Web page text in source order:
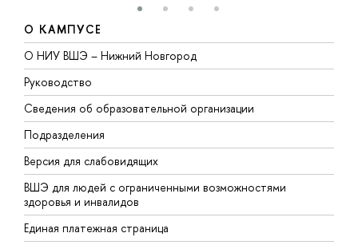
О КАМПУСЕ
О НИУ ВШЭ – Нижний Новгород
Руководство
Сведения об образовательной организации
Подразделения
ерсия для слабовидящих
ШЭ для людей с ограниченными возможностями
здоровья и инвалидо
Единая платежная страница